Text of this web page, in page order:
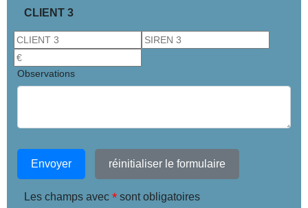
CLIENT 3
Observations
Envoyer réinitialiser le formulaire
Les champs avec * sont obligatoires